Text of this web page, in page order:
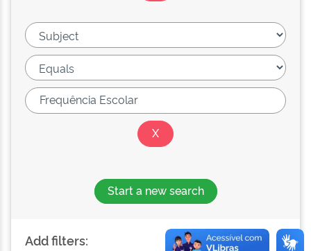
Start a new search
Add filters: